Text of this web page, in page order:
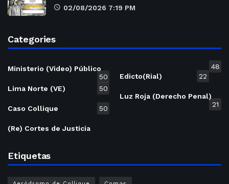
02/08/2026 7:19 PM
Categories
Ministerio (Video) Público
50
Lima Norte (VE)
50
Caso Collique 50
(Re) Cortes de Justicia
48
Edicto(Rial)
22
Luz Roja (Derecho Penal)
21
Etiquetas